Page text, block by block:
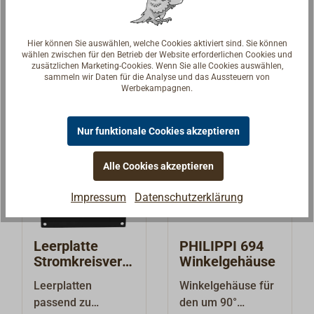
mm. Passend für
Stecker D=21 mm.
Anschluss mit
Flachsteckern 6,3
Strombelastbarkeit
Decksaufbau von
Flanschstecker,
bzw.
Flanschdose.Abme
53 x T 36 mm
Details
Verlängerungskabe
Sicherheits-
Universalstecker
und 8 A Sicherung.
Kupplung mit
21 mm
(Zigarettenanzünde
r), 6-24 V.
Ausziehbares
m - 3 m.
Hochwertige
Qualität, "Made in
Germany", für
Bordnetze in
Booten,
Fahrzeugen und
Details
Leerplatte
Stromkreisvert
Leerplatten
passend zu
PHILIPPI 694
Winkelgehäuse
Winkelgehäuse für
den um 90°
Hier können Sie auswählen, welche Cookies aktiviert sind. Sie können
wählen zwischen für den Betrieb der Website erforderlichen Cookies und
zusätzlichen Marketing-Cookies. Wenn Sie alle Cookies auswählen,
sammeln wir Daten für die Analyse und das Aussteuern von
Werbekampagnen.
Nur funktionale Cookies akzeptieren
Alle Cookies akzeptieren
Impressum Datenschutzerklärung